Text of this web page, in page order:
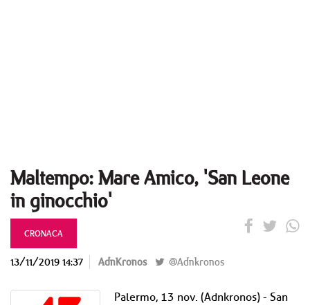
Maltempo: Mare Amico, 'San Leone
in ginocchio'
CRONACA
13/11/2019 14:37 AdnKronos @Adnkronos
Palermo, 13 nov. (Adnkronos) - San